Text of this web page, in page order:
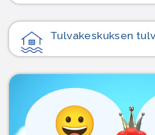
Tulvakeskuksen